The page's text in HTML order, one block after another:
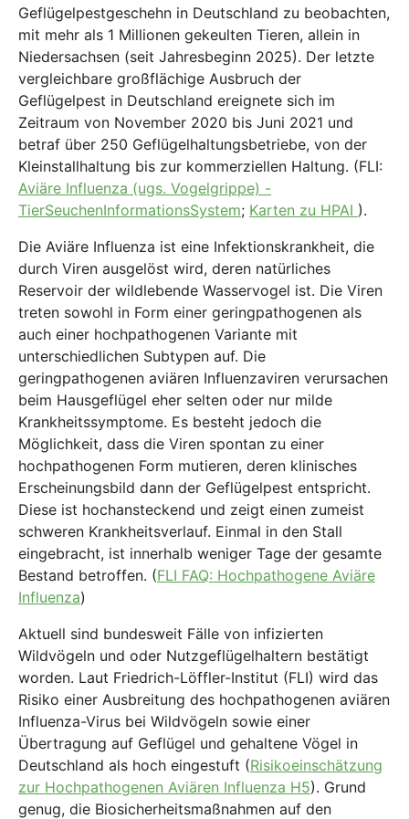
Geflügelpestgeschehn in Deutschland zu beobachten,
mit mehr als 1 Millionen gekeulten Tieren, allein in
Niedersachsen (seit Jahresbeginn 2025). Der letzte
vergleichbare großflächige Ausbruch der
Geflügelpest in Deutschland ereignete sich im
Zeitraum von November 2020 bis Juni 2021 und
betraf über 250 Geflügelhaltungsbetriebe, von der
Kleinstallhaltung bis zur kommerziellen Haltung. (FLI:
Aviäre Influenza (ugs. Vogelgrippe) -
TierSeuchenInformationsSystem; Karten zu HPAI ).
Die Aviäre Influenza ist eine Infektionskrankheit, die
durch Viren ausgelöst wird, deren natürliches
Reservoir der wildlebende Wasservogel ist. Die Viren
treten sowohl in Form einer geringpathogenen als
auch einer hochpathogenen Variante mit
unterschiedlichen Subtypen auf. Die
geringpathogenen aviären Influenzaviren verursachen
beim Hausgeflügel eher selten oder nur milde
Krankheitssymptome. Es besteht jedoch die
Möglichkeit, dass die Viren spontan zu einer
hochpathogenen Form mutieren, deren klinisches
Erscheinungsbild dann der Geflügelpest entspricht.
Diese ist hochansteckend und zeigt einen zumeist
schweren Krankheitsverlauf. Einmal in den Stall
eingebracht, ist innerhalb weniger Tage der gesamte
Bestand betroffen. (FLI FAQ: Hochpathogene Aviäre
Influenza)
Aktuell sind bundesweit Fälle von infizierten
Wildvögeln und oder Nutzgeflügelhaltern bestätigt
worden. Laut Friedrich-Löffler-Institut (FLI) wird das
Risiko einer Ausbreitung des hochpathogenen aviären
Influenza-Virus bei Wildvögeln sowie einer
Übertragung auf Geflügel und gehaltene Vögel in
Deutschland als hoch eingestuft (Risikoeinschätzung
zur Hochpathogenen Aviären Influenza H5). Grund
genug, die Biosicherheitsmaßnahmen auf den